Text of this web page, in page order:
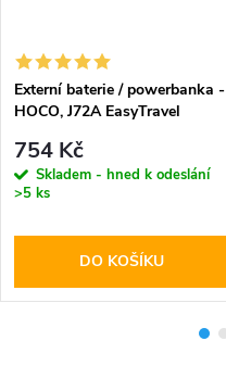
Externí baterie / powerbanka -
HOCO, J72A EasyTravel
754 Kč
Skladem - hned k odeslání
>5 ks
DO KOŠÍKU